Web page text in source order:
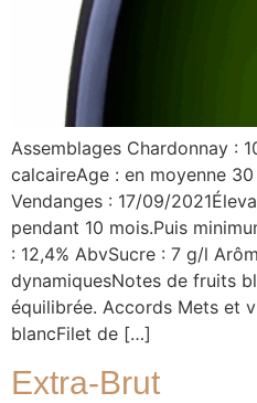
Assemblages Chardonnay :
calcaireAge : en moyenne
Vendanges : 17/09/
pendant 10 mois.Puis
: 12,4% AbvSucre : 7 g/l
dynamiquesNotes de fruits
équilibrée. Accords Mets et
blancFilet de […]
Extra-Brut